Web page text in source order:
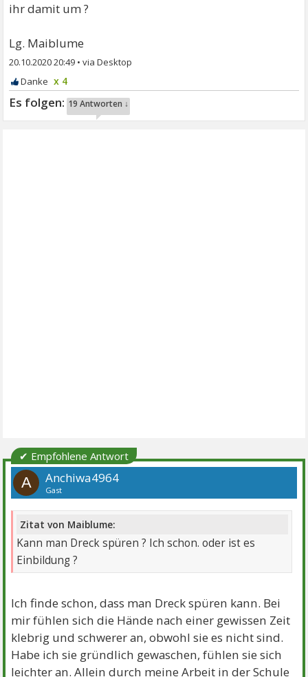
ihr damit um ?
Lg. Maiblume
20.10.2020 20:49 •
x 4
19 Antworten ↓
✔ Empfohlene Antwort
A Anchiwa4964
Gast
Zitat von Maiblume:
Kann man Dreck spüren ? Ich schon. oder ist es
Einbildung ?
Ich finde schon, dass man Dreck spüren kann. Bei
mir fühlen sich die Hände nach einer gewissen Zeit
klebrig und schwerer an, obwohl sie es nicht sind.
Habe ich sie gründlich gewaschen, fühlen sie sich
leichter an. Allein durch meine Arbeit in der Schule